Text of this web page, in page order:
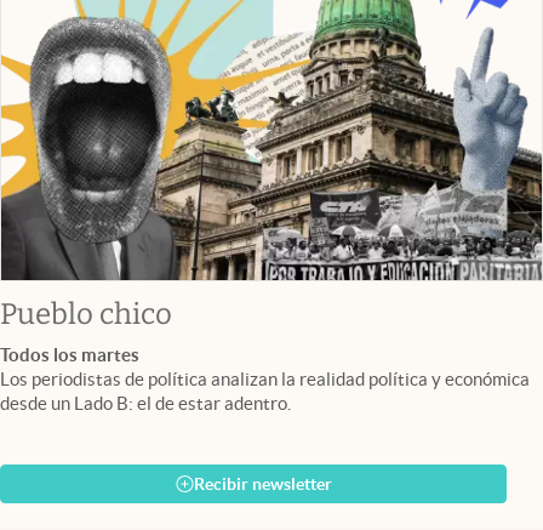
Pueblo chico
Todos los martes
Los periodistas de política analizan la realidad política y económica
desde un Lado B: el de estar adentro.
Recibir newsletter